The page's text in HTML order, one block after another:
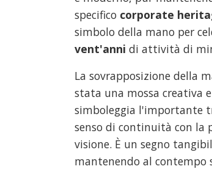
specifico corporate
simbolo della mano per
vent'anni di attività di
La sovrapposizione della
stata una mossa creativa e
simboleggia l'importante
senso di continuità con la
visione. È un segno
mantenendo al contempo